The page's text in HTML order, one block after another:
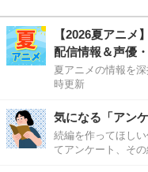
【2026夏アニメ
配信情報＆声優
夏アニメの情報を
時更新
気になる「アン
続編を作ってほし
てアンケート、そ